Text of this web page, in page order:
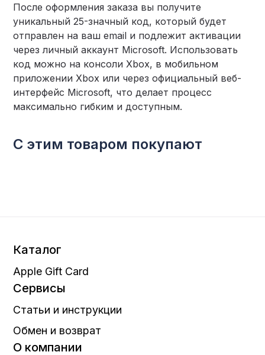
После оформления заказа вы получите
уникальный 25-значный код, который будет
отправлен на ваш email и подлежит активации
через личный аккаунт Microsoft. Использовать
код можно на консоли Xbox, в мобильном
приложении Xbox или через официальный веб-
интерфейс Microsoft, что делает процесс
максимально гибким и доступным.
С этим товаром покупают
Каталог
Apple Gift Card
Сервисы
Статьи и инструкции
Обмен и возврат
О компании